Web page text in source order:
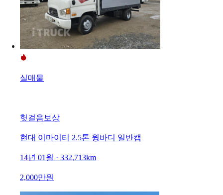
실매물
헛걸음보상
현대 이마이티 2.5톤 윙바디 일반캡
14년 01월 · 332,713km
2,000만원